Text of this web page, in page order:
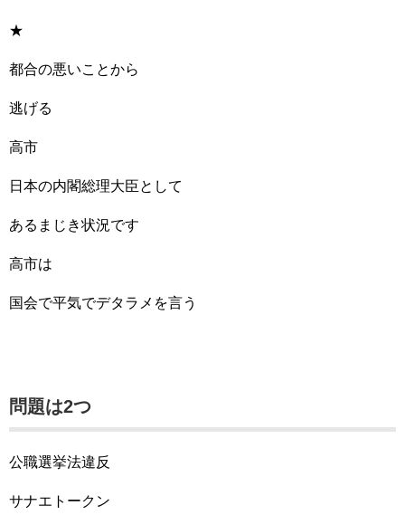
★
都合の悪いことから
逃げる
高市
日本の内閣総理大臣として
あるまじき状況です
高市は
国会で平気でデタラメを言う
問題は2つ
公職選挙法違反
サナエトークン